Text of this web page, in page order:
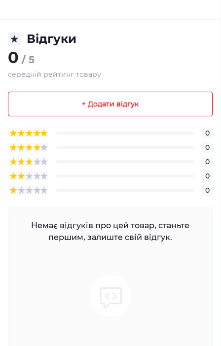
Відгуки
0 / 5
середній рейтинг товару
+ Додати відгук
0
0
0
0
0
Немає відгуків про цей товар, станьте
першим, залиште свій відгук.